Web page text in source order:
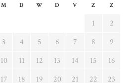
M
D W D V Z Z
1
2
3
4 5 6 7 8
9
10
11 12 13 14 15
16
17
18 19 20 21 22
23